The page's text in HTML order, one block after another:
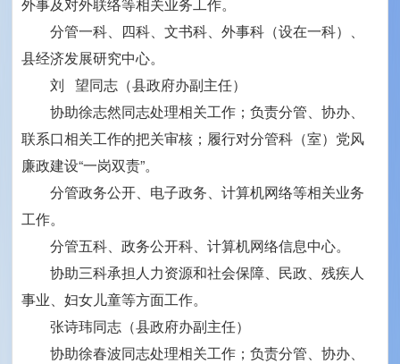
分管一科、四科、文书科、外事科（设在一科）、
县经济发展研究中心。
刘 望同志（县政府办副主任）
协助徐志然同志处理相关工作；负责分管、协办、
联系口相关工作的把关审核；履行对分管科（室）党风
廉政建设“一岗双责”。
分管政务公开、电子政务、计算机网络等相关业务
工作。
分管五科、政务公开科、计算机网络信息中心。
协助三科承担人力资源和社会保障、民政、残疾人
事业、妇女儿童等方面工作。
张诗玮同志（县政府办副主任）
协助徐春波同志处理相关工作；负责分管、协办、